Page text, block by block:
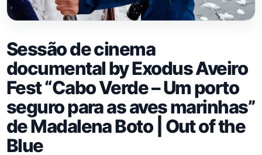
Sessão de cinema
documental by Exodus Aveiro
Fest “Cabo Verde – Um porto
seguro para as aves marinhas”
de Madalena Boto | Out of the
Blue